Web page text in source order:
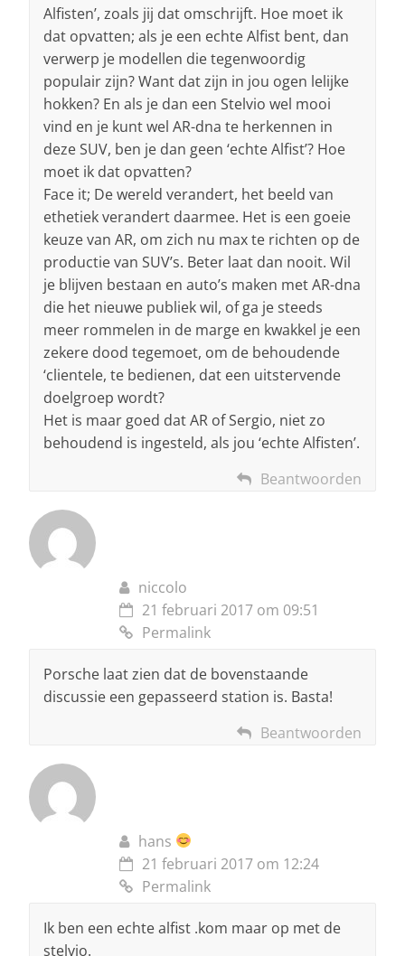
Alfisten’, zoals jij dat omschrijft. Hoe moet ik
dat opvatten; als je een echte Alfist bent, dan
verwerp je modellen die tegenwoordig
populair zijn? Want dat zijn in jou ogen lelijke
hokken? En als je dan een Stelvio wel mooi
vind en je kunt wel AR-dna te herkennen in
deze SUV, ben je dan geen ‘echte Alfist’? Hoe
moet ik dat opvatten?
Face it; De wereld verandert, het beeld van
ethetiek verandert daarmee. Het is een goeie
keuze van AR, om zich nu max te richten op de
productie van SUV’s. Beter laat dan nooit. Wil
je blijven bestaan en auto’s maken met AR-dna
die het nieuwe publiek wil, of ga je steeds
meer rommelen in de marge en kwakkel je een
zekere dood tegemoet, om de behoudende
‘clientele, te bedienen, dat een uitstervende
doelgroep wordt?
Het is maar goed dat AR of Sergio, niet zo
behoudend is ingesteld, als jou ‘echte Alfisten’.
Beantwoorden
niccolo
21 februari 2017 om 09:51
Permalink
Porsche laat zien dat de bovenstaande
discussie een gepasseerd station is. Basta!
Beantwoorden
hans
21 februari 2017 om 12:24
Permalink
Ik ben een echte alfist .kom maar op met de
stelvio.